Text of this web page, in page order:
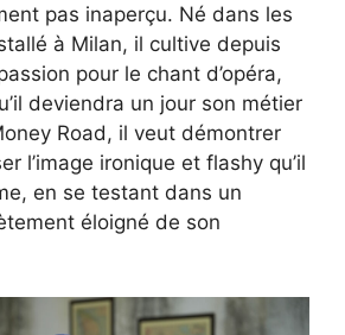
pas inaperçu. Né dans les
à Milan, il cultive depuis
pour le chant d’opéra,
deviendra un jour son métier
Road, il veut démontrer
l’image ironique et flashy qu’il
en se testant dans un
éloigné de son